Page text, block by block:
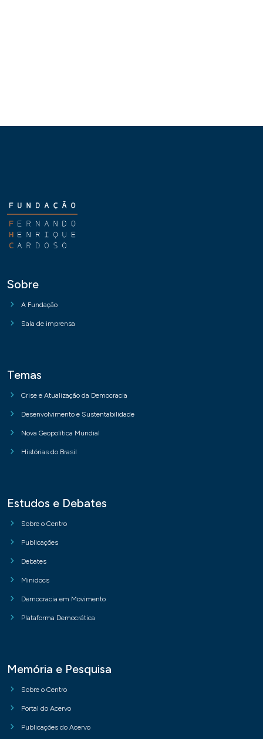
Sobre
A Fundação
Sala de imprensa
Temas
Crise e Atualização da Democracia
Desenvolvimento e Sustentabilidade
Nova Geopolítica Mundial
Histórias do Brasil
Estudos e Debates
Sobre o Centro
Publicações
Debates
Minidocs
Democracia em Movimento
Plataforma Democrática
Memória e Pesquisa
Sobre o Centro
Portal do Acervo
Publicações do Acervo